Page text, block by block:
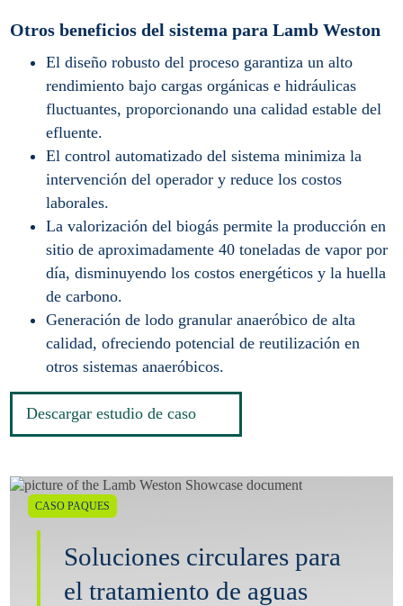
Otros beneficios del sistema para Lamb Weston
El diseño robusto del proceso garantiza un alto
rendimiento bajo cargas orgánicas e hidráulicas
fluctuantes, proporcionando una calidad estable del
efluente.
El control automatizado del sistema minimiza la
intervención del operador y reduce los costos
laborales.
La valorización del biogás permite la producción en
sitio de aproximadamente 40 toneladas de vapor por
día, disminuyendo los costos energéticos y la huella
de carbono.
Generación de lodo granular anaeróbico de alta
calidad, ofreciendo potencial de reutilización en
otros sistemas anaeróbicos.
Descargar estudio de caso
CASO PAQUES
Soluciones circulares para
el tratamiento de aguas